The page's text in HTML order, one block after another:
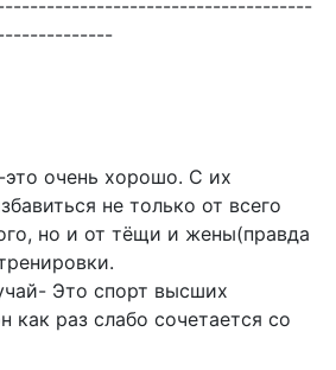
очень хорошо. С их
не только от всего
но и от тёщи и жены(правда
Это спорт высших
как раз слабо сочетается со